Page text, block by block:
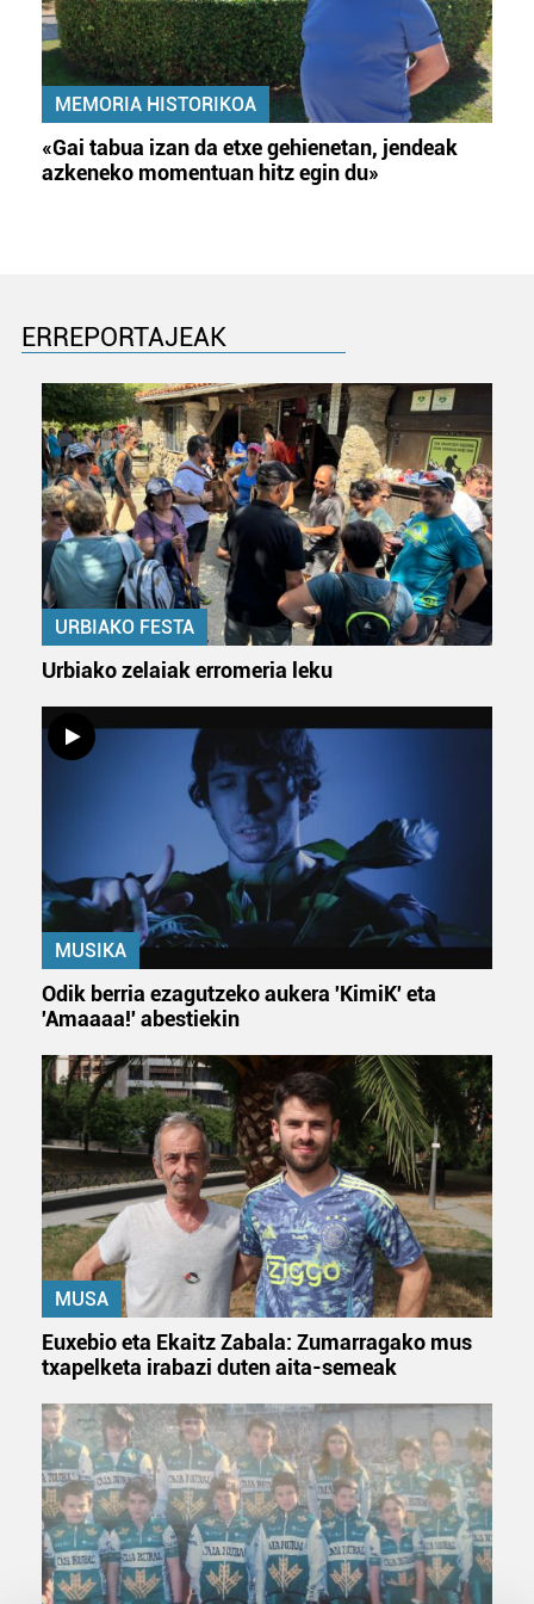
MEMORIA HISTORIKOA
«Gai tabua izan da etxe gehienetan, jendeak
azkeneko momentuan hitz egin du»
ERREPORTAJEAK
URBIAKO FESTA
Urbiako zelaiak erromeria leku
MUSIKA
Odik berria ezagutzeko aukera 'KimiK' eta
'Amaaaa!' abestiekin
MUSA
Euxebio eta Ekaitz Zabala: Zumarragako mus
txapelketa irabazi duten aita-semeak